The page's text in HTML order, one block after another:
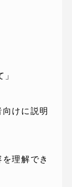
けに説明
理解でき